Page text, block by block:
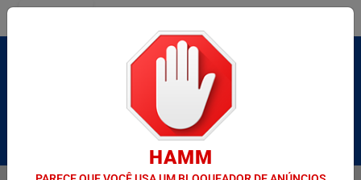
Pesquisar Notícia
HAMM